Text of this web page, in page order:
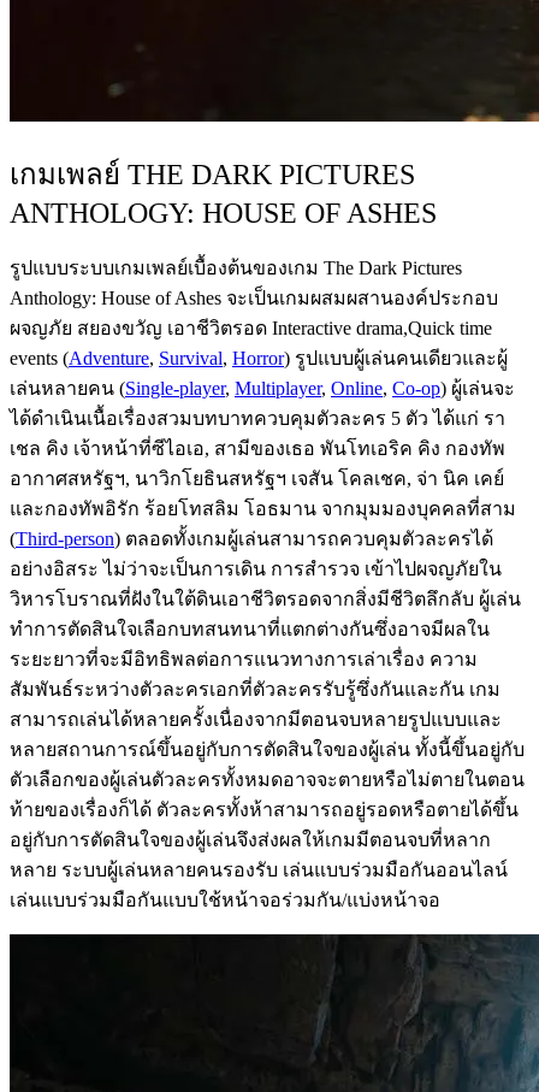
เกมเพลย์ THE DARK PICTURES
ANTHOLOGY: HOUSE OF ASHES
รูปแบบระบบเกมเพลย์เบื้องต้นของเกม The Dark Pictures
Anthology: House of Ashes จะเป็นเกมผสมผสานองค์ประกอบ
ผจญภัย สยองขวัญ เอาชีวิตรอด Interactive drama,Quick time
events (Adventure, Survival, Horror) รูปแบบผู้เล่นคนเดียวและผู้
เล่นหลายคน (Single-player, Multiplayer, Online, Co-op) ผู้เล่นจะ
ได้ดำเนินเนื้อเรื่องสวมบทบาทควบคุมตัวละคร 5 ตัว ได้แก่ รา
เชล คิง เจ้าหน้าที่ซีไอเอ, สามีของเธอ พันโทเอริค คิง กองทัพ
อากาศสหรัฐฯ, นาวิกโยธินสหรัฐฯ เจสัน โคลเชค, จ่า นิค เคย์
และกองทัพอิรัก ร้อยโทสลิม โอธมาน จากมุมมองบุคคลที่สาม
(Third-person) ตลอดทั้งเกมผู้เล่นสามารถควบคุมตัวละครได้
อย่างอิสระ ไม่ว่าจะเป็นการเดิน การสํารวจ เข้าไปผจญภัยใน
วิหารโบราณที่ฝังในใต้ดินเอาชีวิตรอดจากสิ่งมีชีวิตลึกลับ ผู้เล่น
ทำการตัดสินใจเลือกบทสนทนาที่แตกต่างกันซึ่งอาจมีผลใน
ระยะยาวที่จะมีอิทธิพลต่อการแนวทางการเล่าเรื่อง ความ
สัมพันธ์ระหว่างตัวละครเอกที่ตัวละครรับรู้ซึ่งกันและกัน เกม
สามารถเล่นได้หลายครั้งเนื่องจากมีตอนจบหลายรูปแบบและ
หลายสถานการณ์ขึ้นอยู่กับการตัดสินใจของผู้เล่น ทั้งนี้ขึ้นอยู่กับ
ตัวเลือกของผู้เล่นตัวละครทั้งหมดอาจจะตายหรือไม่ตายในตอน
ท้ายของเรื่องก็ได้ ตัวละครทั้งห้าสามารถอยู่รอดหรือตายได้ขึ้น
อยู่กับการตัดสินใจของผู้เล่นจึงส่งผลให้เกมมีตอนจบที่หลาก
หลาย ระบบผู้เล่นหลายคนรองรับ เล่นแบบร่วมมือกันออนไลน์
เล่นแบบร่วมมือกันแบบใช้หน้าจอร่วมกัน/แบ่งหน้าจอ